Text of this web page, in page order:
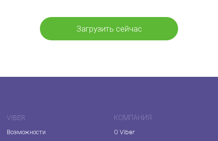
Загрузить сейчас
VIBER
Возможности
КОМПАНИЯ
О Viber